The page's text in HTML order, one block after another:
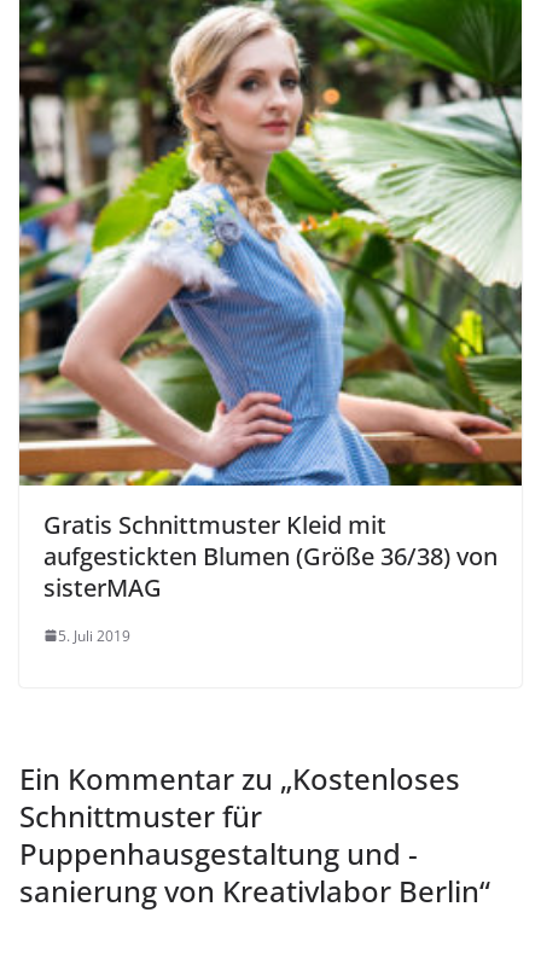
Gratis Schnittmuster Kleid mit
aufgestickten Blumen (Größe 36/38) von
sisterMAG
5. Juli 2019
Ein Kommentar zu „Kostenloses
Schnittmuster für
Puppenhausgestaltung und -
sanierung von Kreativlabor Berlin“